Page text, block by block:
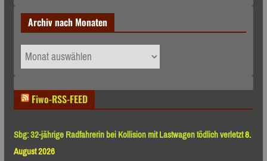
Archiv nach Monaten
Archiv
nach
Fiwo-RSS-FEED
Sbg: 32-jährige Radfahrerin bei Kollision mit Lastwagen tödlich verletzt8.
August 2026